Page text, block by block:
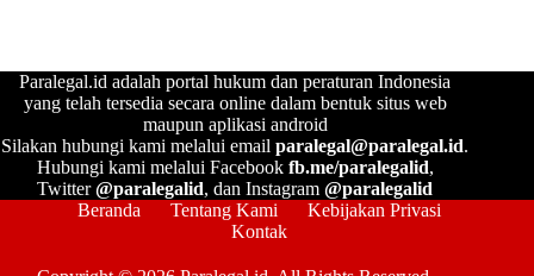
Paralegal.id adalah portal hukum dan peraturan Indonesia
yang telah tersedia secara online dalam bentuk situs web
maupun aplikasi android
Silakan hubungi kami melalui emailparalegal@paralegal.id.
Hubungi kami melalui Facebook fb.me/paralegalid,
Twitter@paralegalid, dan Instagram@paralegalid
Beranda
Tentang Kami
Kebijakan Privasi
Kontak